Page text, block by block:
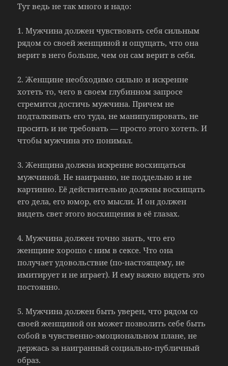
Тут ведь не так много и надо:
1. Мужчина должен чувствовать себя сильным
рядом со своей женщиной и ощущать, что она
верит в него больше, чем он сам верит в себя.
2. Женщине необходимо сильно и искренне
хотеть то, чего в своем глубинном запросе
стремится достичь мужчина. Причем не
подталкивать его туда, не манипулировать, не
просить и не требовать — просто этого хотеть. И
чтобы мужчина это понимал.
3. Женщина должна искренне восхищаться
мужчиной. Не наигранно, не поддельно и не
картинно. Её действительно должны восхищать
его дела, его юмор, его мысли. И он должен
видеть свет этого восхищения в её глазах.
4. Мужчина должен точно знать, что его
женщине хорошо с ним в сексе. Что она
получает удовольствие (по-настоящему, не
имитирует и не играет). И ему важно видеть это
постоянно.
5. Мужчина должен быть уверен, что рядом со
своей женщиной он может позволить себе быть
собой в чувственно-эмоциональном плане, не
держась за наигранный социально-публичный
образ.